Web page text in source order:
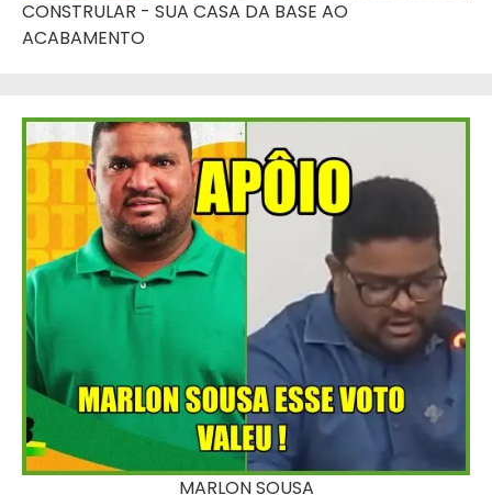
CONSTRULAR - SUA CASA DA BASE AO
ACABAMENTO
MARLON SOUSA